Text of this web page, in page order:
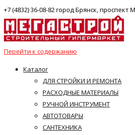
+7 (4832) 36-08-82 город Брянск, проспект
Перейти к содержанию
Каталог
ДЛЯ СТРОЙКИ И РЕМОНТА
РАСХОДНЫЕ МАТЕРИАЛЫ
РУЧНОЙ ИНСТРУМЕНТ
АВТОТОВАРЫ
САНТЕХНИКА